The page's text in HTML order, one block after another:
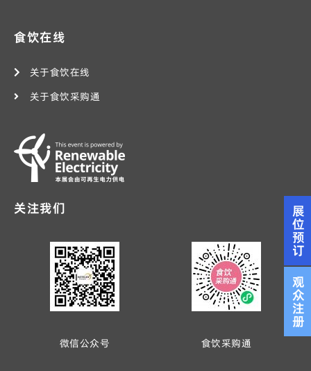
展
位
预
订
观
众
注
册
食饮在线
关于食饮在线
关于食饮采购通
关注我们
微信公众号 食饮采购通